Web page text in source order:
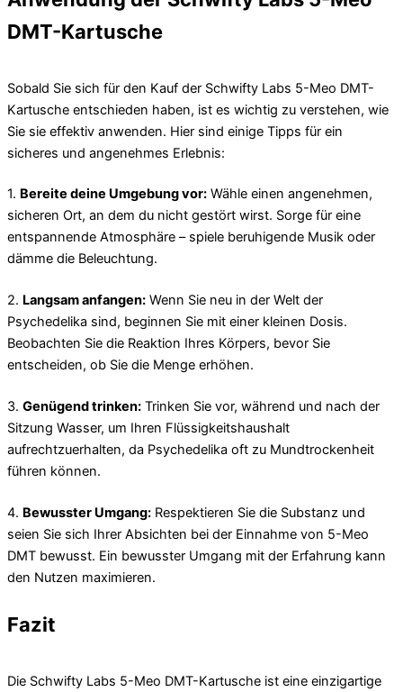
DMT-Kartusche
Sobald Sie sich für den Kauf der Schwifty Labs 5-Meo DMT-
Kartusche entschieden haben, ist es wichtig zu verstehen, wie
Sie sie effektiv anwenden. Hier sind einige Tipps für ein
sicheres und angenehmes Erlebnis:
1. Bereite deine Umgebung vor: Wähle einen angenehmen,
sicheren Ort, an dem du nicht gestört wirst. Sorge für eine
entspannende Atmosphäre – spiele beruhigende Musik oder
dämme die Beleuchtung.
2. Langsam anfangen: Wenn Sie neu in der Welt der
Psychedelika sind, beginnen Sie mit einer kleinen Dosis.
Beobachten Sie die Reaktion Ihres Körpers, bevor Sie
entscheiden, ob Sie die Menge erhöhen.
3. Genügend trinken: Trinken Sie vor, während und nach der
Sitzung Wasser, um Ihren Flüssigkeitshaushalt
aufrechtzuerhalten, da Psychedelika oft zu Mundtrockenheit
führen können.
4. Bewusster Umgang: Respektieren Sie die Substanz und
seien Sie sich Ihrer Absichten bei der Einnahme von 5-Meo
DMT bewusst. Ein bewusster Umgang mit der Erfahrung kann
den Nutzen maximieren.
Fazit
Die Schwifty Labs 5-Meo DMT-Kartusche ist eine einzigartige